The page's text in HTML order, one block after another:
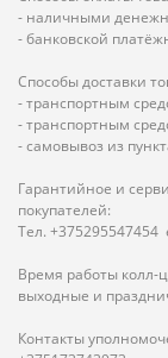
- наличными
- банковской
Способы доставки
- транспортным
- транспортным
- самовывоз из
Гарантийное и
покупателей:
Тел. +375295547454
Время работы колл-
выходные и
Контакты